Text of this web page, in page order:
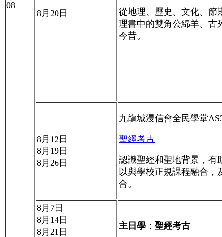
08
8月 20 日
從地理、歷史、文化、節
理書中的雙角公綿羊、古
今昔。
8月 12 日
8月 19 日
8月 26 日
九龍城浸信會全民學堂
聖經考古
認識聖經和聖地背景，有
以與學校正規課程融合，
合。
8月 7 日
8月 14 日
8月 21 日
主日學 ： 聖經考古